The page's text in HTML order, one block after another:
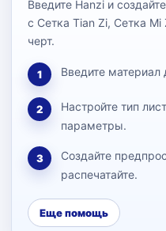
Введите Hanzi и
с Сетка Tian Zi, Сетка
черт.
1 Введите материал
2
Настройте тип
параметры.
3
Создайте
распечатайте.
Еще помощь